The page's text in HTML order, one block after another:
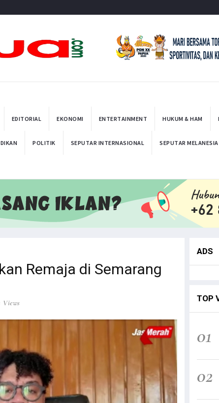
EDITORIAL EKONOMI ENTERTAINMENT HUKUM & HAM
POLITIK SEPUTAR INTERNASIONAL SEPUTAR MELANESIA
Remaja di Semarang
Views
ADS
TOP
01
02